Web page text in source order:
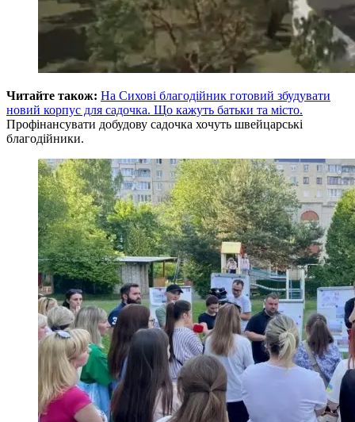
Читайте також: На Сихові благодійник готовий збудувати
новий корпус для садочка. Що кажуть батьки та місто.
Профінансувати добудову садочка хочуть швейцарські
благодійники.